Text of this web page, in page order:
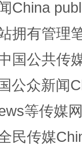
技园优化重塑工作
China
拥有管理
国公共传
公众新闻
等传媒
民传媒